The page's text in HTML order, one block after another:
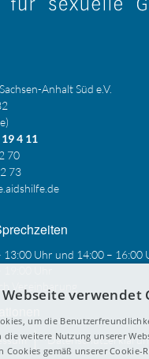
Anhalt Süd e.V.
4 11
70
73
13:00 Uhr und 14:00 – 16:00
Webseite verwendet
um die
die weitere Nutzung unserer
Cookies gemäß unserer Cookie-